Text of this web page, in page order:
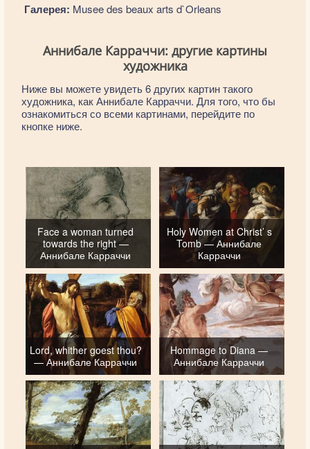
Галерея: Musee des beaux arts d`Orleans
Аннибале Карраччи: другие картины
художника
Ниже вы можете увидеть 6 других картин такого
художника, как Аннибале Карраччи. Для того, что бы
ознакомиться со всеми картинами, перейдите по
кнопке ниже.
Face a woman turned
towards the right —
Аннибале Карраччи
Holy Women at Christ’ s
Tomb — Аннибале
Карраччи
Lord, whither goest thou?
— Аннибале Карраччи
Hommage to Diana —
Аннибале Карраччи